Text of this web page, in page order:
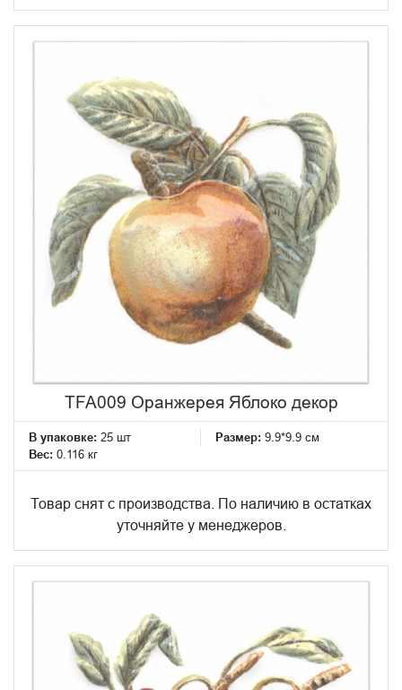
TFA009 Оранжерея Яблоко декор
В упаковке: 25 шт Размер: 9.9*9.9 см
Вес: 0.116 кг
Товар снят с производства. По наличию в остатках
уточняйте у менеджеров.